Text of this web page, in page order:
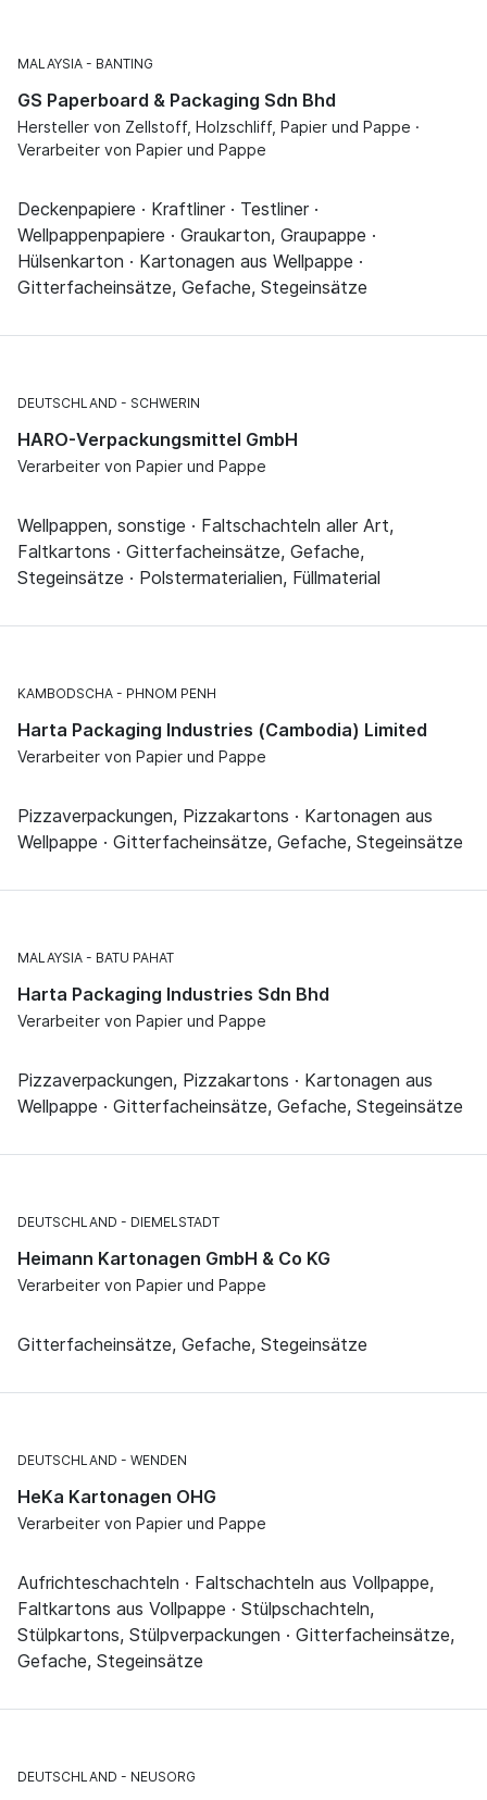
MALAYSIA BANTING
GS Paperboard & Packaging Sdn Bhd
Hersteller von Zellstoff, Holzschliff, Papier und Pappe ·
Verarbeiter von Papier und Pappe
Deckenpapiere · Kraftliner · Testliner ·
Wellpappenpapiere · Graukarton, Graupappe ·
Hülsenkarton · Kartonagen aus Wellpappe ·
Gitterfacheinsätze, Gefache, Stegeinsätze
DEUTSCHLAND SCHWERIN
HARO-Verpackungsmittel GmbH
Verarbeiter von Papier und Pappe
Wellpappen, sonstige · Faltschachteln aller Art,
Faltkartons · Gitterfacheinsätze, Gefache,
Stegeinsätze · Polstermaterialien, Füllmaterial
KAMBODSCHA PHNOM PENH
Harta Packaging Industries (Cambodia) Limited
Verarbeiter von Papier und Pappe
Pizzaverpackungen, Pizzakartons · Kartonagen aus
Wellpappe · Gitterfacheinsätze, Gefache, Stegeinsätze
MALAYSIA BATU PAHAT
Harta Packaging Industries Sdn Bhd
Verarbeiter von Papier und Pappe
Pizzaverpackungen, Pizzakartons · Kartonagen aus
Wellpappe · Gitterfacheinsätze, Gefache, Stegeinsätze
DEUTSCHLAND DIEMELSTADT
Heimann Kartonagen GmbH & Co KG
Verarbeiter von Papier und Pappe
Gitterfacheinsätze, Gefache, Stegeinsätze
DEUTSCHLAND WENDEN
HeKa Kartonagen OHG
Verarbeiter von Papier und Pappe
Aufrichteschachteln · Faltschachteln aus Vollpappe,
Faltkartons aus Vollpappe · Stülpschachteln,
Stülpkartons, Stülpverpackungen · Gitterfacheinsätze,
Gefache, Stegeinsätze
DEUTSCHLAND NEUSORG